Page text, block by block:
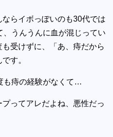
らイボっぽいのも30代では
うんうんに血が混じってい
受けずに、「あ、痔だから
す。
も痔の経験がなくて…
ってアレだよね、悪性だっ